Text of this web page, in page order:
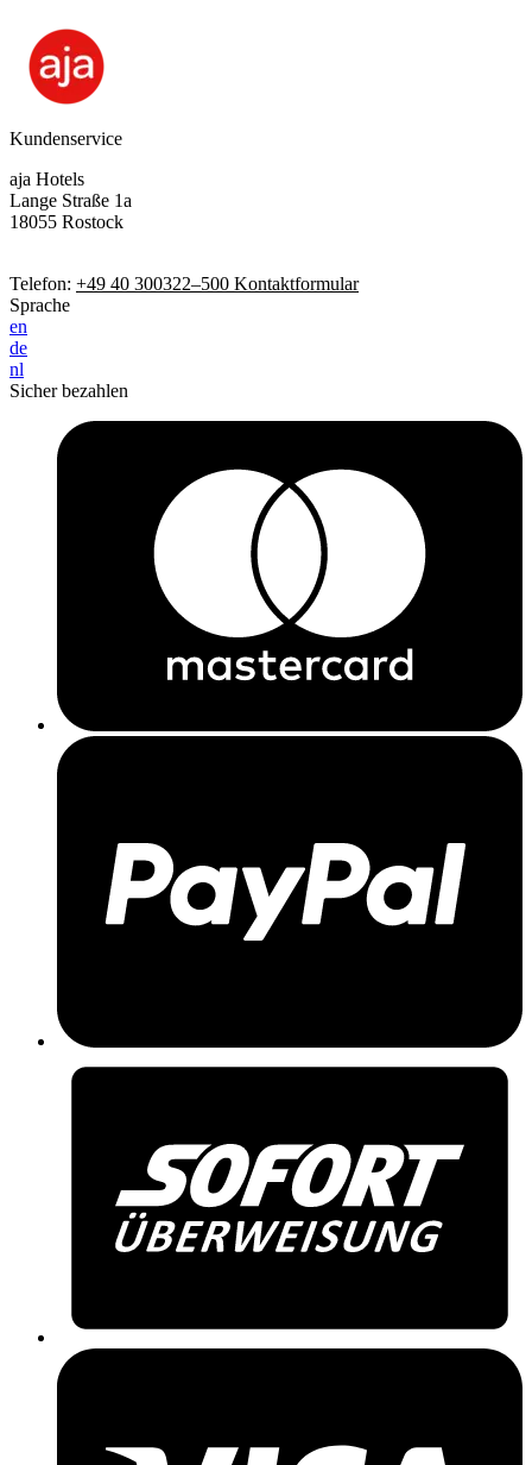
Kundenservice
aja Hotels
Lange Straße 1a
18055 Rostock
Telefon: +49 40 300322–500 Kontaktformular
Sprache
en
de
nl
Sicher bezahlen